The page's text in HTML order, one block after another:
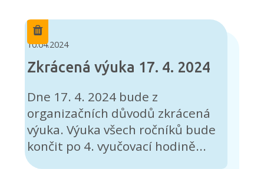
10.04.2024
Zkrácená výuka 17. 4. 2024
Dne 17. 4. 2024 bude z
organizačních důvodů zkrácená
výuka. Výuka všech ročníků bude
končit po 4. vyučovací hodině...